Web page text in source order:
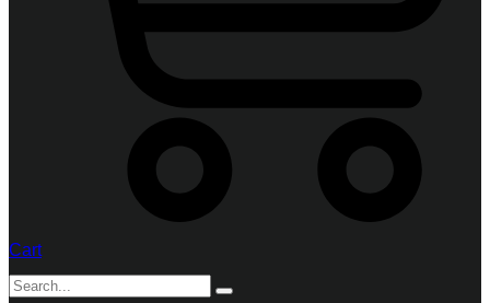
Cart